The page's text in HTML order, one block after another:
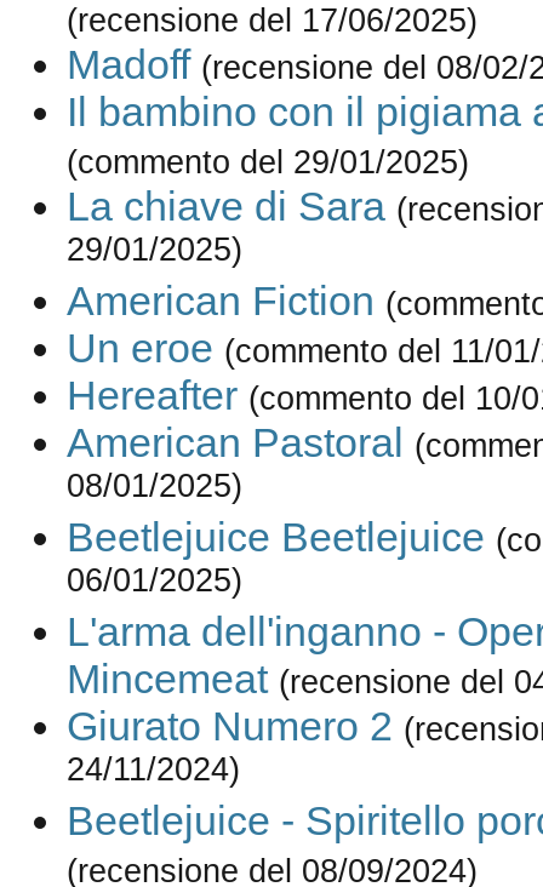
(recensione del 17/06/2025)
Madoff (recensione del 08/02/
Il bambino con il pigiama
(commento del 29/01/2025)
La chiave di Sara
29/01/2025)
American Fiction
Un eroe (commento del 11/
Hereafter (commento del 10/
American Pastoral
08/01/2025)
Beetlejuice Beetlejuice
06/01/2025)
L'arma dell'inganno -
Mincemeat (recensione del
Giurato Numero 2
24/11/2024)
Beetlejuice - Spiritello
(recensione del 08/09/2024)